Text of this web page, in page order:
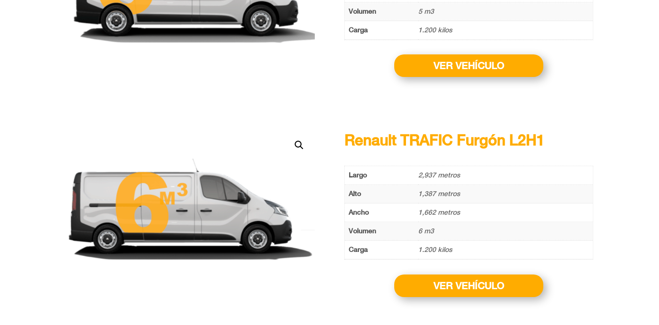
Volumen 5 m3
Carga 1.200 kilos
VER VEHÍCULO
Renault TRAFIC Furgón L2H1
Largo 2,937 metros
Alto 1,387 metros
Ancho 1,662 metros
Volumen 6 m3
Carga 1.200 kilos
VER VEHÍCULO